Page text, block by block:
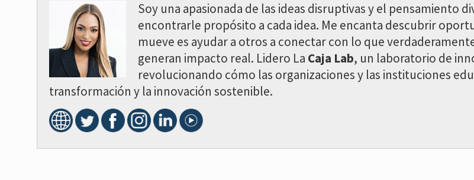
Soy una apasionada de las ideas disruptivas y el
encontrarle propósito a cada idea. Me encanta descubrir
mueve es ayudar a otros a conectar con lo que
generan impacto real. Lidero La Caja Lab, un laboratorio de
revolucionando cómo las organizaciones y las instituciones
transformación y la innovación sostenible.